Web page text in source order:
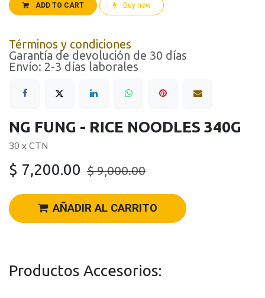
ADD TO CART Buy now
Términos y condiciones
Garantía de devolución de 30 días
Envío: 2-3 días laborales
NG FUNG - RICE NOODLES 340G
30 x CTN
$ 7,200.00 $9,000.00
AÑADIR AL CARRITO
Productos Accesorios: